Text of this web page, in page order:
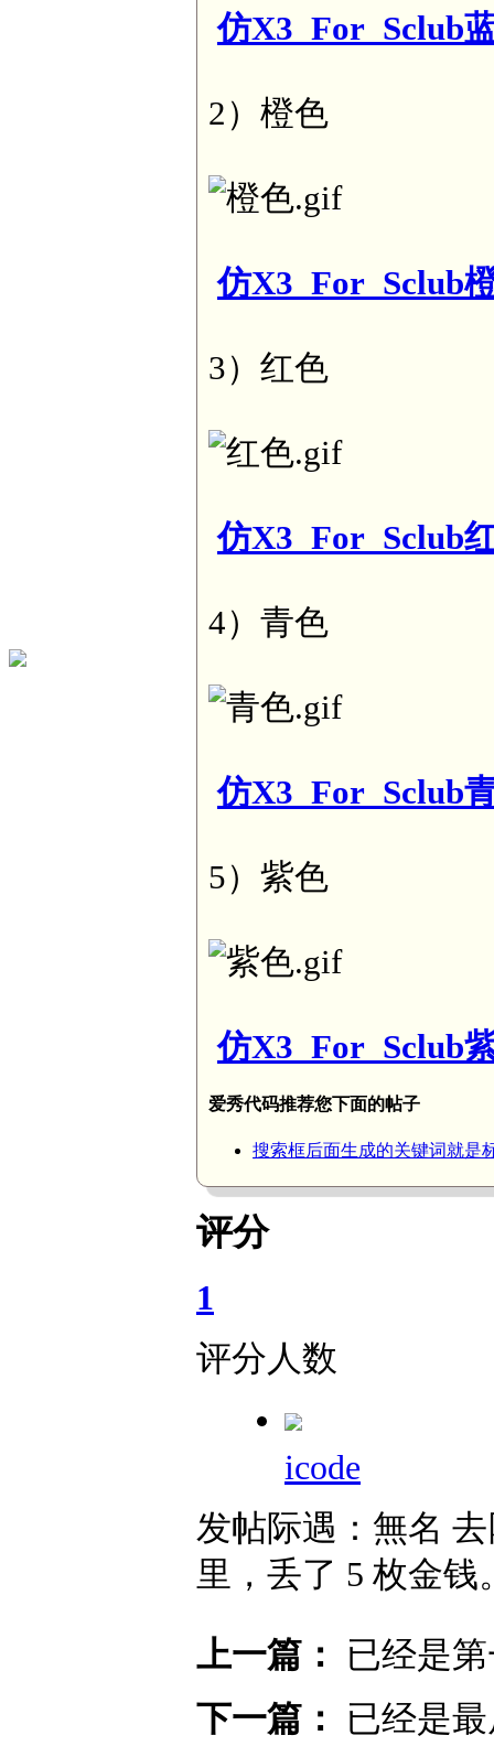
仿X3_For_Sclub
2）橙色
仿X3_For_Sclub
3）红色
仿X3_For_Sclub
4）青色
仿X3_For_Sclub
5）紫色
仿X3_For_Sclub
爱秀代码推荐您下面的帖子
搜索框后面生成的关键词就是
评分
1
评分人数
icode
发帖际遇： 無名
里，丢了 5 枚金钱
上一篇：
已经是
下一篇：
已经是